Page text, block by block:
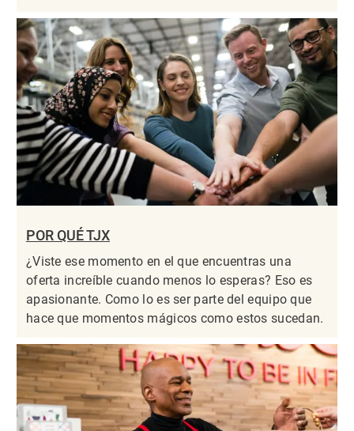
POR QUÉ TJX
¿Viste ese momento en el que encuentras una
oferta increíble cuando menos lo esperas? Eso es
apasionante. Como lo es ser parte del equipo que
hace que momentos mágicos como estos sucedan.